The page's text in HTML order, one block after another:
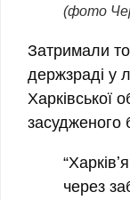
(фото
Затримали
держзраді у
Харківської
засудженого
через